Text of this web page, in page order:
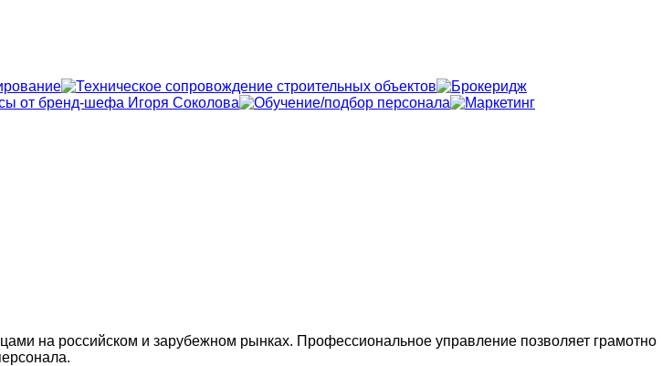
на российском и зарубежном рынках. Профессиональное управление позволяет грамотно